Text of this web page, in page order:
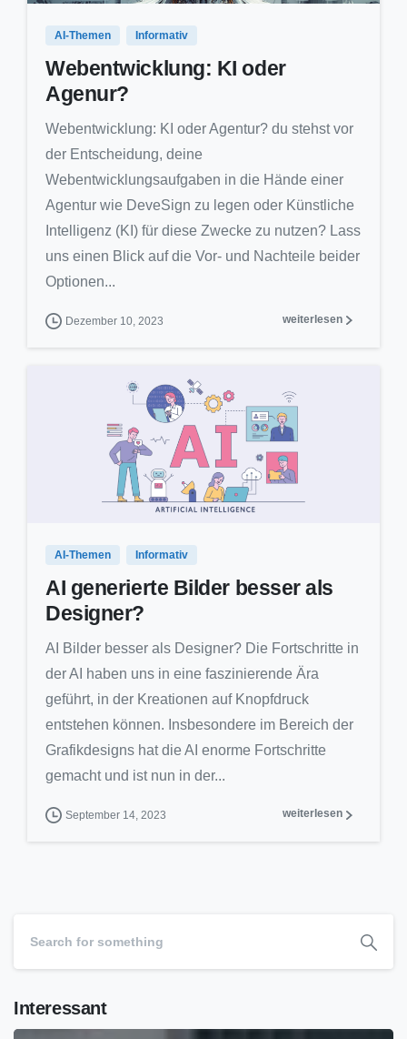
AI-Themen Informativ
Webentwicklung: KI oder
Agenur?
Webentwicklung: KI oder Agentur? du stehst vor
der Entscheidung, deine
Webentwicklungsaufgaben in die Hände einer
Agentur wie DeveSign zu legen oder Künstliche
Intelligenz (KI) für diese Zwecke zu nutzen? Lass
uns einen Blick auf die Vor- und Nachteile beider
Optionen...
Dezember 10, 2023 weiterlesen
0
AI-Themen Informativ
AI generierte Bilder besser als
Designer?
AI Bilder besser als Designer? Die Fortschritte in
der AI haben uns in eine faszinierende Ära
geführt, in der Kreationen auf Knopfdruck
entstehen können. Insbesondere im Bereich der
Grafikdesigns hat die AI enorme Fortschritte
gemacht und ist nun in der...
September 14, 2023 weiterlesen
Interessant